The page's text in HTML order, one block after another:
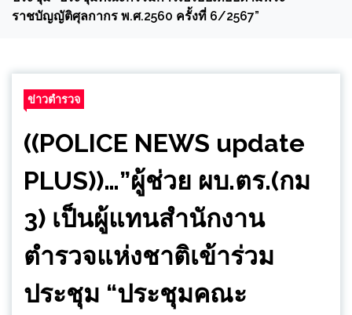
ราชบัญญัติศุลกากร พ.ศ.2560 ครั้งที่ 6/2567”
ข่าวตำรวจ
((POLICE NEWS update
PLUS))…”ผู้ช่วย ผบ.ตร.(กม
3) เป็นผู้แทนสำนักงาน
ตำรวจแห่งชาติเข้าร่วม
ประชุม “ประชุมคณะ